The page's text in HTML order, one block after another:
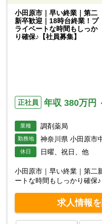
小田原市｜早い終業｜第二
新卒歓迎｜18時台終業！プ
ライベートな時間もしっか
り確保♪【社員募集】
正社員 年収 380万円
業種 調剤薬局
勤務地 神奈川県 小田原市
休日 日曜、祝日、他
小田原市｜早い終業｜第二
ートな時間もしっかり確保♪
求人情報